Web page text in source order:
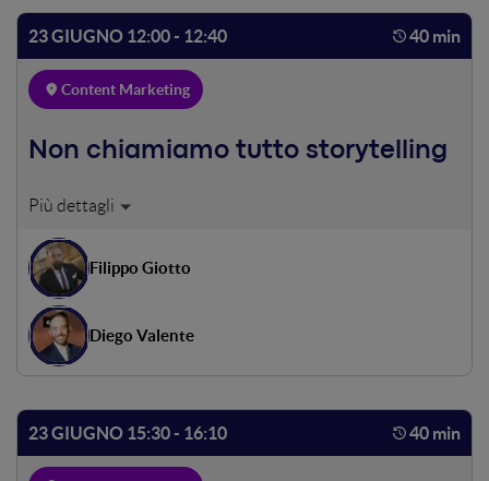
ottica Omnichannel e Cross-Mediale è poi stato ideato
l'X3 Energy Tour: eventi su Industria 4.0 e su Digital
Transformation. Aziende finalizzate: 20%, consulenti per
acquisizione lead è stato attivato!
23 GIUGNO 12:00 - 12:40 40 min
Content Marketing
Non chiamiamo tutto storytelling
Ci piace tanto fare (e parlare di) branded content, content
così, convinti di proporre narrazioni autentiche. I Brand
ambiscono a essere rilevanti in un mondo fatto di persone
interessate alle storie di altre persone; finché
continueremo a raccontare i marchi con la testa
dell'inserzionista senza domandarci quale valore
vogliamo portare là fuori, avremo prodotto solamente
persone: #StorieDalGiro
Filippo Giotto
Diego Valente
23 GIUGNO 15:30 - 16:10 40 min